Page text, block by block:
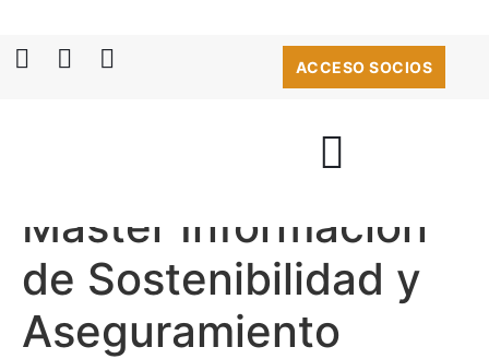
ACCESO SOCIOS
Máster Información
de Sostenibilidad y
Aseguramiento